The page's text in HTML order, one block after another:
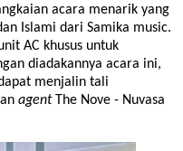
acara menarik yang
Islami dari Samika music.
AC khusus untuk
diadakannya acara ini,
menjalin tali
agent The Nove - Nuvasa